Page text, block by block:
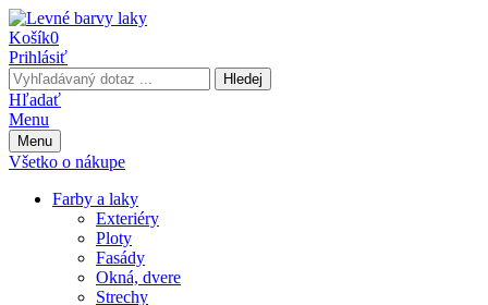
Košík0
Prihlásiť
Hledej
Hľadať
Menu
Menu
Všetko o nákupe
Farby a laky
Exteriéry
Ploty
Fasády
Okná, dvere
Strechy